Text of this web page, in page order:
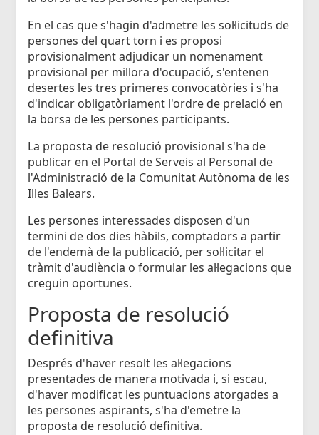
En el cas que s'hagin d'admetre les sol·licituds de
persones del quart torn i es proposi
provisionalment adjudicar un nomenament
provisional per millora d'ocupació, s'entenen
desertes les tres primeres convocatòries i s'ha
d'indicar obligatòriament l'ordre de prelació en
la borsa de les persones participants.
La proposta de resolució provisional s'ha de
publicar en el Portal de Serveis al Personal de
l'Administració de la Comunitat Autònoma de les
Illes Balears.
Les persones interessades disposen d'un
termini de dos dies hàbils, comptadors a partir
de l'endemà de la publicació, per sol·licitar el
tràmit d'audiència o formular les al·legacions que
creguin oportunes.
Proposta de resolució
definitiva
Després d'haver resolt les al·legacions
presentades de manera motivada i, si escau,
d'haver modificat les puntuacions atorgades a
les persones aspirants, s'ha d'emetre la
proposta de resolució definitiva.